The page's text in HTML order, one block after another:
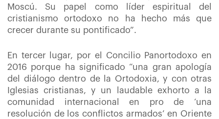
Moscú. Su papel como líder espiritual del
cristianismo ortodoxo no ha hecho más que
crecer durante su pontificado”.
En tercer lugar, por el Concilio Panortodoxo en
2016 porque ha significado “una gran apología
del diálogo dentro de la Ortodoxia, y con otras
Iglesias cristianas, y un laudable exhorto a la
comunidad internacional en pro de ‘una
resolución de los conflictos armados’ en Oriente